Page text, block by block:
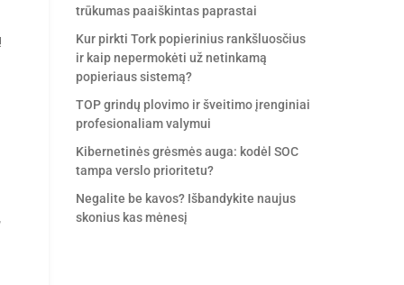
trūkumas paaiškintas paprastai
Kur pirkti Tork popierinius rankšluosčius
ir kaip nepermokėti už netinkamą
popieriaus sistemą?
TOP grindų plovimo ir šveitimo įrenginiai
profesionaliam valymui
Kibernetinės grėsmės auga: kodėl SOC
tampa verslo prioritetu?
Negalite be kavos? Išbandykite naujus
skonius kas mėnesį